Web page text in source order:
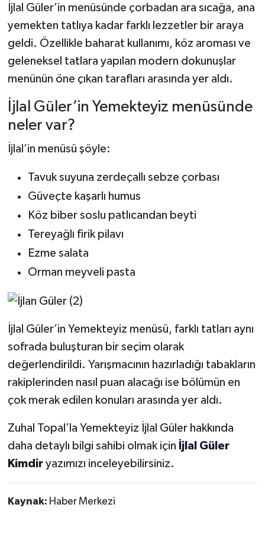
İjlal Güler’in menüsünde çorbadan ara sıcağa, ana
yemekten tatlıya kadar farklı lezzetler bir araya
geldi. Özellikle baharat kullanımı, köz aroması ve
geleneksel tatlara yapılan modern dokunuşlar
menünün öne çıkan tarafları arasında yer aldı.
İjlal Güler’in Yemekteyiz menüsünde
neler var?
İjlal’in menüsü şöyle:
Tavuk suyuna zerdeçallı sebze çorbası
Güveçte kaşarlı humus
Köz biber soslu patlıcandan beyti
Tereyağlı firik pilavı
Ezme salata
Orman meyveli pasta
İjlal Güler’in Yemekteyiz menüsü, farklı tatları aynı
sofrada buluşturan bir seçim olarak
değerlendirildi. Yarışmacının hazırladığı tabakların
rakiplerinden nasıl puan alacağı ise bölümün en
çok merak edilen konuları arasında yer aldı.
Zuhal Topal’la Yemekteyiz İjlal Güler hakkında
daha detaylı bilgi sahibi olmak için İjlal Güler
Kimdiryazımızı inceleyebilirsiniz.
Kaynak: Haber Merkezi
Seydiler Haberleri
Taşköprü Haberleri
Tosya Haberleri
Karadeniz Haberleri
Siyaset Haberleri
Yerel Haberler